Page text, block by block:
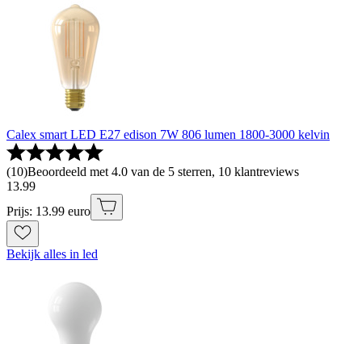
Calex smart LED E27 edison 7W 806 lumen 1800-3000 kelvin
(10)Beoordeeld met 4.0 van de 5 sterren, 10 klantreviews
13.99
Prijs: 13.99 euro
Bekijk alles in led